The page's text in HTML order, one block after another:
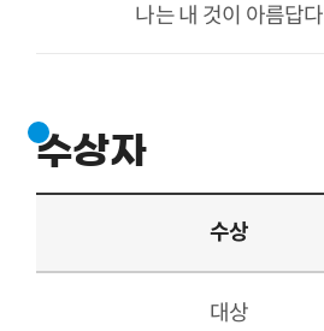
나는 내 것이 아름답다
수상자
수상
대상